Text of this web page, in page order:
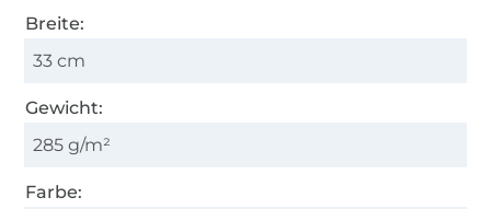
Breite:
33 cm
Gewicht:
285 g/m²
Farbe: